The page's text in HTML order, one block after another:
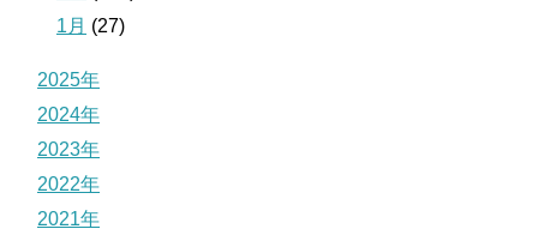
1月 (27)
2025年
2024年
2023年
2022年
2021年